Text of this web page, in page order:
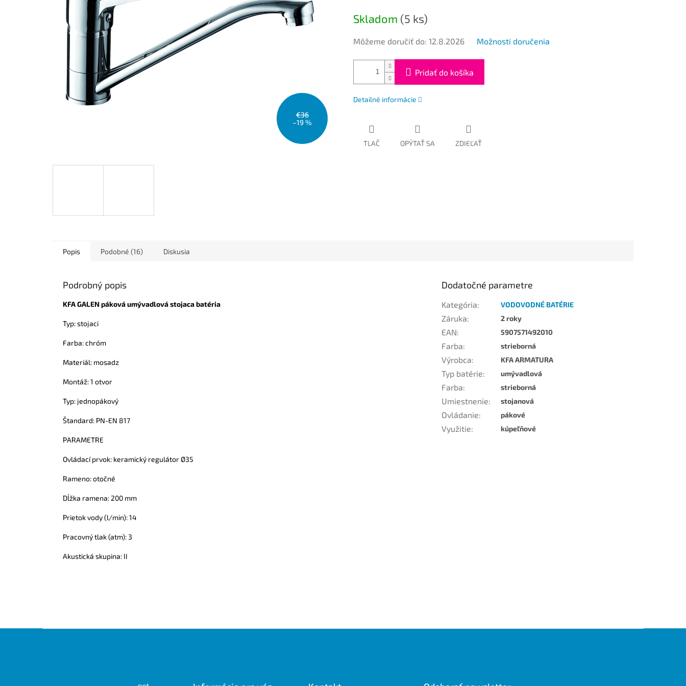
€36
–19 %
Skladom (5 ks)
Môžeme doručiť do: 12.8.2026 Možnosti doručenia
Pridať do košíka
Detailné informácie
TLAČ OPÝTAŤ SA ZDIEĽAŤ
Popis Podobné (16) Diskusia
Podrobný popis
KFA GALEN páková umývadlová stojaca batéria
Typ: stojaci
Farba: chróm
Materiál: mosadz
Montáž: 1 otvor
Typ: jednopákový
Štandard: PN-EN 817
PARAMETRE
Ovládací prvok: keramický regulátor Ø35
Rameno: otočné
Dĺžka ramena: 200 mm
Prietok vody (l/min): 14
Pracovný tlak (atm): 3
Akustická skupina: II
Dodatočné parametre
Kategória: VODOVODNÉ BATÉRIE
Záruka: 2 roky
EAN: 5907571492010
Farba: strieborná
Výrobca: KFA ARMATURA
Typ batérie: umývadlová
Farba: strieborná
Umiestnenie: stojanová
Ovládanie: pákové
Využitie: kúpeľňové